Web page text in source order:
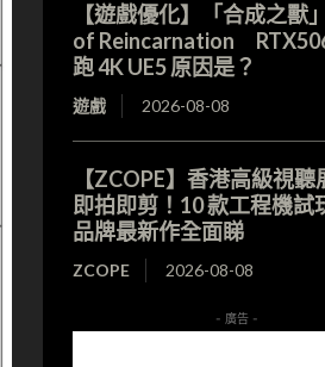
【遊戲優化】「合成之獸
of Reincarnation
跑 4K UE5 原因是？
遊戲 2026-08-08
【ZCOPE】香港高級視聽
即拍即剪！10 款工程機試
品牌最新作全面睇
ZCOPE 2026-08-08
- 廣告 -